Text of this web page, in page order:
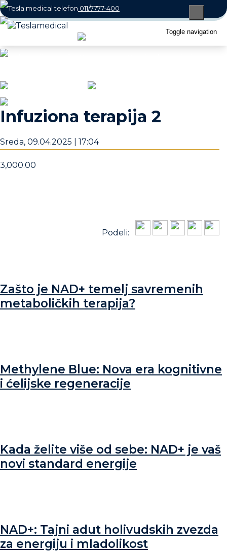
011/7777-400
Toggle navigation
Infuziona terapija 2
Sreda, 09.04.2025 | 17:04
3,000.00
Podeli:
Zašto je NAD+ temelj savremenih
metaboličkih terapija?
Methylene Blue: Nova era kognitivne
i ćelijske regeneracije
Kada želite više od sebe: NAD+ je vaš
novi standard energije
NAD+: Tajni adut holivudskih zvezda
za energiju i mladolikost